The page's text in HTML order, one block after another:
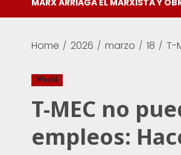
Home 2026 marzo 18 T-
World
T-MEC no
empleos: